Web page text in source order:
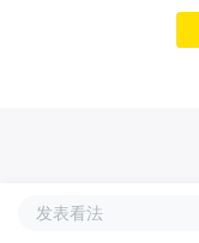
发表看法